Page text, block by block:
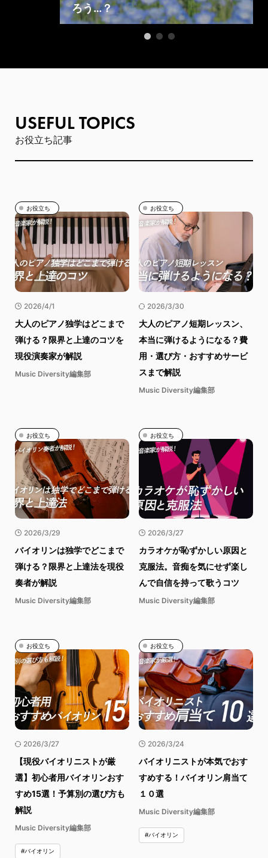
ろう…？
USEFUL TOPICS
お役立ち記事
お役立ち
2026/4/1
大人のピアノ独学はどこまで
弾ける？限界と上達のコツを
現役演奏家が解説
Music Diversity編集部
お役立ち
2026/3/30
大人のピアノ短期レッスン、
本当に弾けるようになる？費
用・選び方・おすすめサービ
スまで解説
Music Diversity編集部
お役立ち
2026/3/29
バイオリンは独学でどこまで
弾ける？限界と上達法を現役
奏者が解説
Music Diversity編集部
お役立ち
2026/3/27
カラオケが恥ずかしい原因と
克服法。音痴を気にせず楽し
んで自信を持って歌うコツ
Music Diversity編集部
お役立ち
2026/3/27
【現役バイオリニストが厳
選】初心者用バイオリンおす
すめ15選！予算別の選び方も
解説
Music Diversity編集部
#バイオリン
お役立ち
2026/3/24
バイオリニストが本気でおす
すめする！バイオリン肩当て
１０選
Music Diversity編集部
#バイオリン